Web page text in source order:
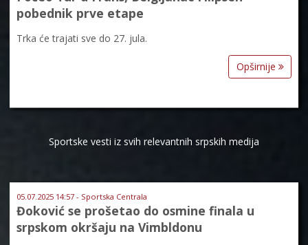
pobednik prve etape
Trka će trajati sve do 27. jula.
Opširnije
Sportske vesti iz svih relevantnih srpskih medija
05.07.2025 14:57 - Sportska Centrala
Đoković se prošetao do osmine finala u
srpskom okršaju na Vimbldonu